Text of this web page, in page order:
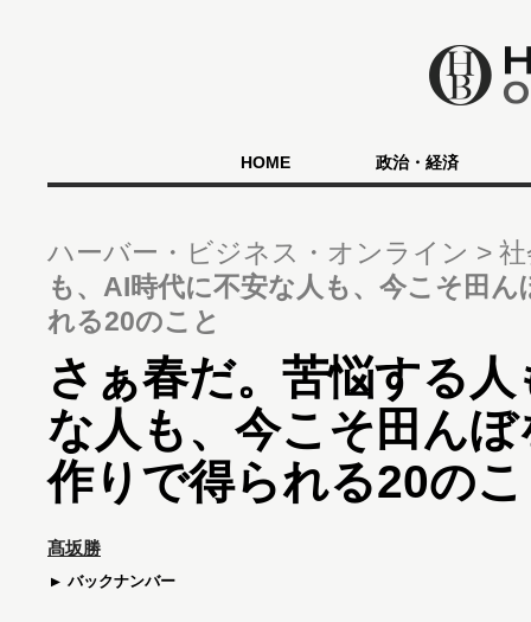
HOME 政治・経済
ハーバー・ビジネス・オンライン
も、AI時代に不安な人も、今こそ田
れる20のこと
さぁ春だ。苦悩する
な人も、今こそ田ん
作りで得られる20の
髙坂勝
バックナンバー